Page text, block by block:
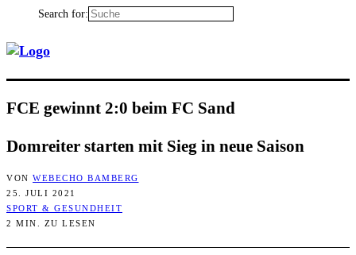
Search for:
FCE gewinnt 2:0 beim FC Sand
Dom­rei­ter star­ten mit Sieg in neue Saison
VON WEBECHO BAMBERG
25. JULI 2021
SPORT & GESUNDHEIT
2 MIN. ZU LESEN